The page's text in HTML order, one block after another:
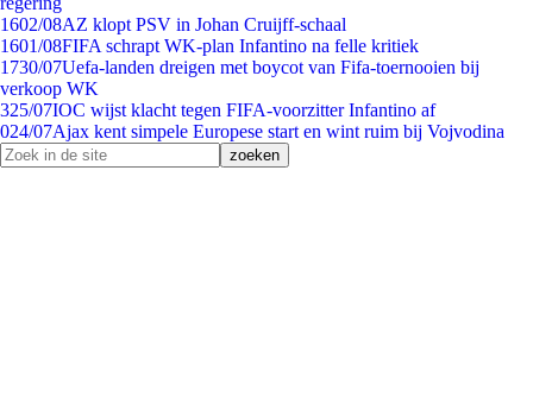
1602/08AZ klopt PSV in Johan Cruijff-schaal
1601/08FIFA schrapt WK-plan Infantino na felle kritiek
1730/07Uefa-landen dreigen met boycot van Fifa-toernooien bij
verkoop WK
325/07IOC wijst klacht tegen FIFA-voorzitter Infantino af
024/07Ajax kent simpele Europese start en wint ruim bij Vojvodina